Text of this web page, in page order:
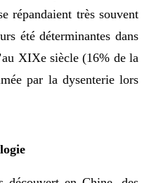
répandaient très souvent
été déterminantes dans
XIXe siècle (16% de la
par la dysenterie lors